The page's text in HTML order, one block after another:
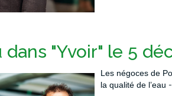
"Yvoir" le 5
Les négoces de
la qualité de l’eau